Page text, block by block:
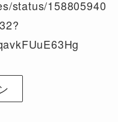
status/158805940